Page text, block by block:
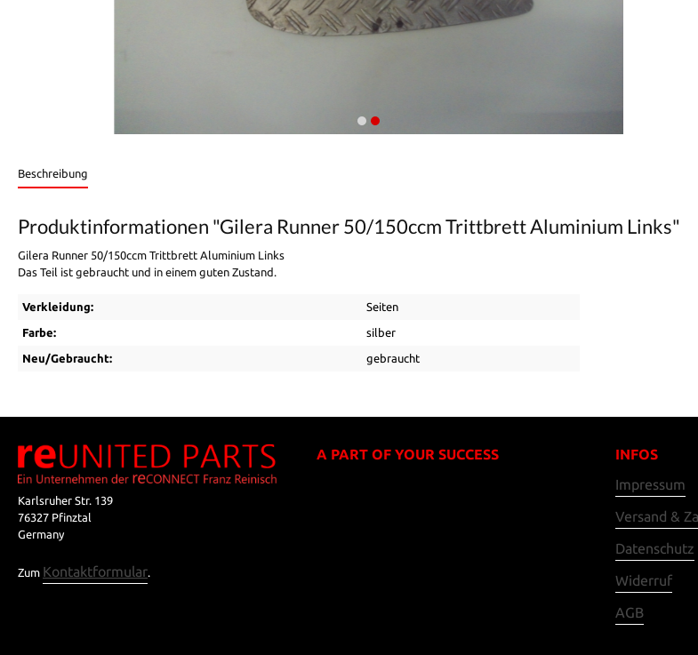
Beschreibung
Produktinformationen "Gilera Runner 50/150ccm Trittbrett Aluminium Links"
Gilera Runner 50/150ccm Trittbrett Aluminium Links
Das Teil ist gebraucht und in einem guten Zustand.
Verkleidung: Seiten
Farbe: silber
Neu/Gebraucht: gebraucht
Karlsruher Str. 139
76327 Pfinztal
Germany
Zum Kontaktformular.
A PART OF YOUR SUCCESS
INFOS
Impressum
Versand &
Datenschutz
Widerruf
AGB